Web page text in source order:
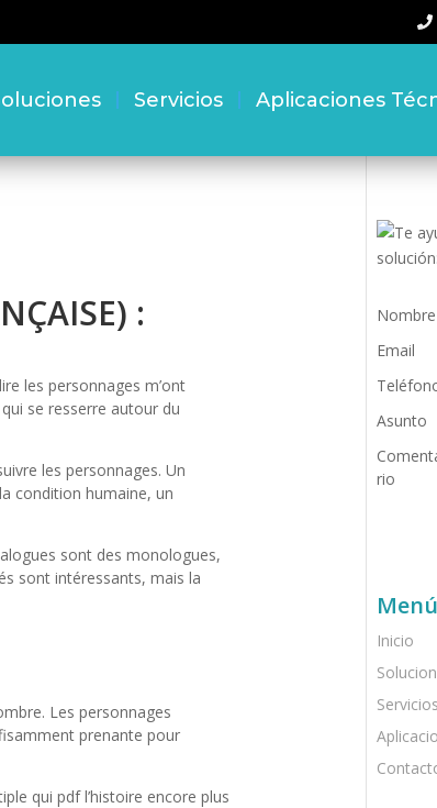
Servicios Aplicaciones
:
les personnages m’ont
se resserre autour du
les personnages. Un
condition humaine, un
sont des monologues,
sont intéressants, mais la
Les personnages
prenante pour
qui pdf l’histoire encore plus
Nombre
Email
Asunto
rio
Menú
Inicio
Servicios